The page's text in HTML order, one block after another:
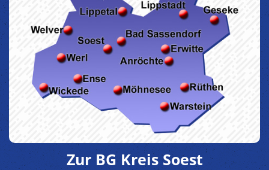
Zur BG Kreis Soest